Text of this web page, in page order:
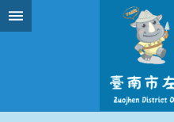
跳到主要內容區塊